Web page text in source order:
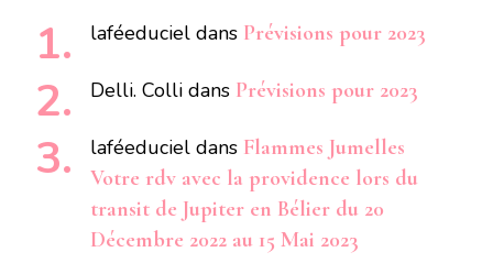
laféeduciel dans Prévisions pour 2023
Delli. Colli dans Prévisions pour 2023
laféeduciel dans Flammes Jumelles
Votre rdv avec la providence lors du
transit de Jupiter en Bélier du 20
Décembre 2022 au 15 Mai 2023